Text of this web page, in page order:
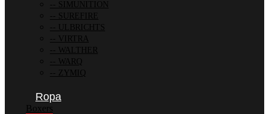
SIMUNITION
SUREFIRE
ULBRICHTS
VIRTRA
WALTHER
WARQ
ZYMIQ
Ropa
Boxers